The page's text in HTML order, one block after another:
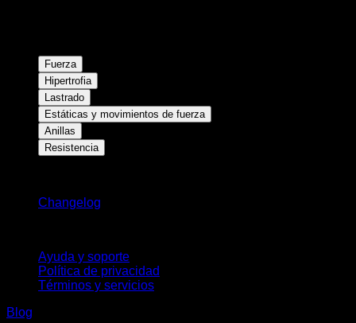
Fuerza
Hipertrofia
Lastrado
Estáticas y movimientos de fuerza
Anillas
Resistencia
Changelog
Ayuda y soporte
Política de privacidad
Términos y servicios
Blog